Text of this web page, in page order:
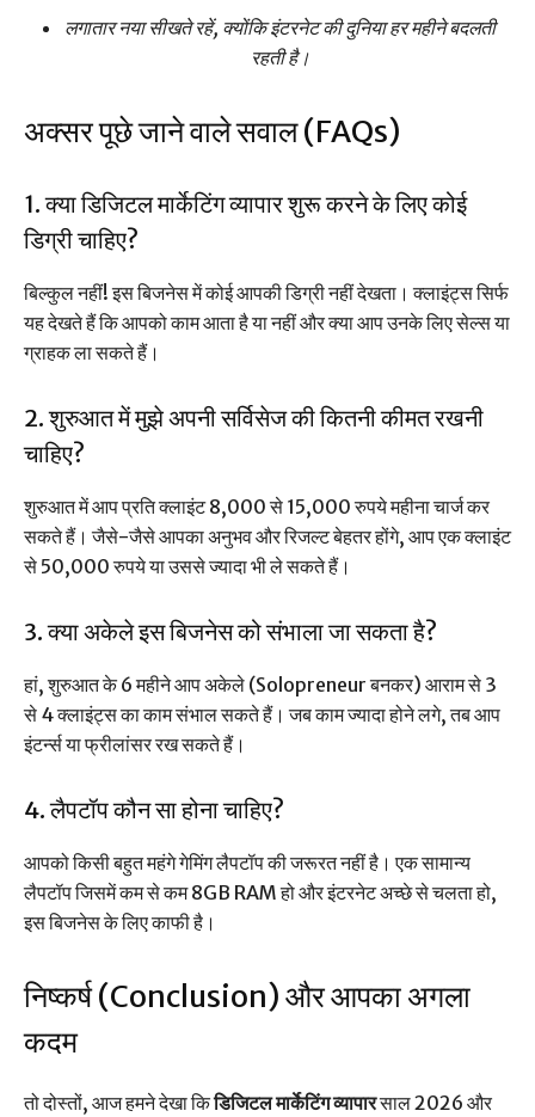
लगातार नया सीखते रहें, क्योंकि इंटरनेट की दुनिया हर महीने बदलती
रहती है।
अक्सर पूछे जाने वाले सवाल (FAQs)
1. क्या डिजिटल मार्केटिंग व्यापार शुरू करने के लिए कोई
डिग्री चाहिए?
बिल्कुल नहीं! इस बिजनेस में कोई आपकी डिग्री नहीं देखता। क्लाइंट्स सिर्फ
यह देखते हैं कि आपको काम आता है या नहीं और क्या आप उनके लिए सेल्स या
ग्राहक ला सकते हैं।
2. शुरुआत में मुझे अपनी सर्विसेज की कितनी कीमत रखनी
चाहिए?
शुरुआत में आप प्रति क्लाइंट 8,000 से 15,000 रुपये महीना चार्ज कर
सकते हैं। जैसे-जैसे आपका अनुभव और रिजल्ट बेहतर होंगे, आप एक क्लाइंट
से 50,000 रुपये या उससे ज्यादा भी ले सकते हैं।
3. क्या अकेले इस बिजनेस को संभाला जा सकता है?
हां, शुरुआत के 6 महीने आप अकेले (Solopreneur बनकर) आराम से 3
से 4 क्लाइंट्स का काम संभाल सकते हैं। जब काम ज्यादा होने लगे, तब आप
इंटर्न्स या फ्रीलांसर रख सकते हैं।
4. लैपटॉप कौन सा होना चाहिए?
आपको किसी बहुत महंगे गेमिंग लैपटॉप की जरूरत नहीं है। एक सामान्य
लैपटॉप जिसमें कम से कम 8GB RAM हो और इंटरनेट अच्छे से चलता हो,
इस बिजनेस के लिए काफी है।
निष्कर्ष (Conclusion) और आपका अगला
कदम
तो दोस्तों, आज हमने देखा किडिजिटल मार्केटिंग व्यापारसाल 2026 और